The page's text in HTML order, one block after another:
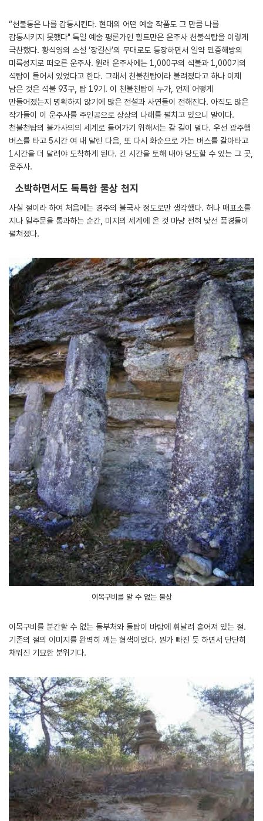
“천불동은 나를 감동시킨다. 현대의 어떤 예술 작품도 그 만큼 나를
감동시키지 못했다" 독일 예술 평론가인 힐트만은 운주사 천불석탑을 이렇게
극찬했다. 황석영의 소설 ‘장길산’의 무대로도 등장하면서 일약 민중해방의
미륵성지로 떠오른 운주사. 원래 운주사에는 1,000구의 석불과 1,000기의
석탑이 들어서 있었다고 한다. 그래서 천불천탑이라 불려졌다고 하나 이제
남은 것은 석불 93구, 탑 19기. 이 천불천탑이 누가, 언제 어떻게
만들어졌는지 명확하지 않기에 많은 전설과 사연들이 전해진다. 아직도 많은
작가들이 이 운주사를 주인공으로 상상의 나래를 펼치고 있으니 말이다.
천불천탑의 불가사의의 세계로 들어가기 위해서는 갈 길이 멀다. 우선 광주행
버스를 타고 5시간 여 내 달린 다음, 또 다시 화순으로 가는 버스를 갈아타고
1시간을 더 달려야 도착하게 된다. 긴 시간을 토해 내야 당도할 수 있는 그 곳,
운주사.
소박하면서도 독특한 불상 천지
사실 절이라 하여 처음에는 경주의 불국사 정도로만 생각했다. 허나 매표소를
지나 일주문을 통과하는 순간, 미지의 세계에 온 것 마냥 전혀 낯선 풍경들이
펼쳐졌다.
이목구비를 알 수 없는 불상
이목구비를 분간할 수 없는 돌부처와 돌탑이 바람에 휘날려 흩어져 있는 절.
기존의 절의 이미지를 완벽히 깨는 형색이었다. 뭔가 빠진 듯 하면서 단단히
채워진 기묘한 분위기다.